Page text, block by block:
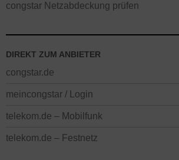
congstar Netzabdeckung prüfen
DIREKT ZUM ANBIETER
congstar.de
meincongstar / Login
telekom.de – Mobilfunk
telekom.de – Festnetz